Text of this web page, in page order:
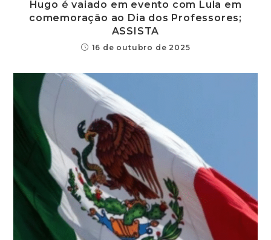
Hugo é vaiado em evento com Lula em
comemoração ao Dia dos Professores;
ASSISTA
16 de outubro de 2025